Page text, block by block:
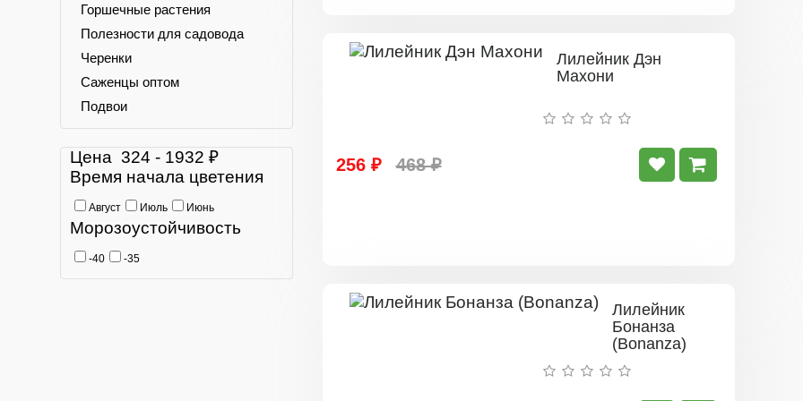
Горшечные растения
Полезности для садовода
Черенки
Саженцы оптом
Подвои
Цена 324 - 1932 ₽
Время начала цветения
Август Июль Июнь
Морозоустойчивость
-40 -35
Лилейник Дэн
Махони
256 ₽ 468 ₽
Лилейник
Бонанза
(Bonanza)